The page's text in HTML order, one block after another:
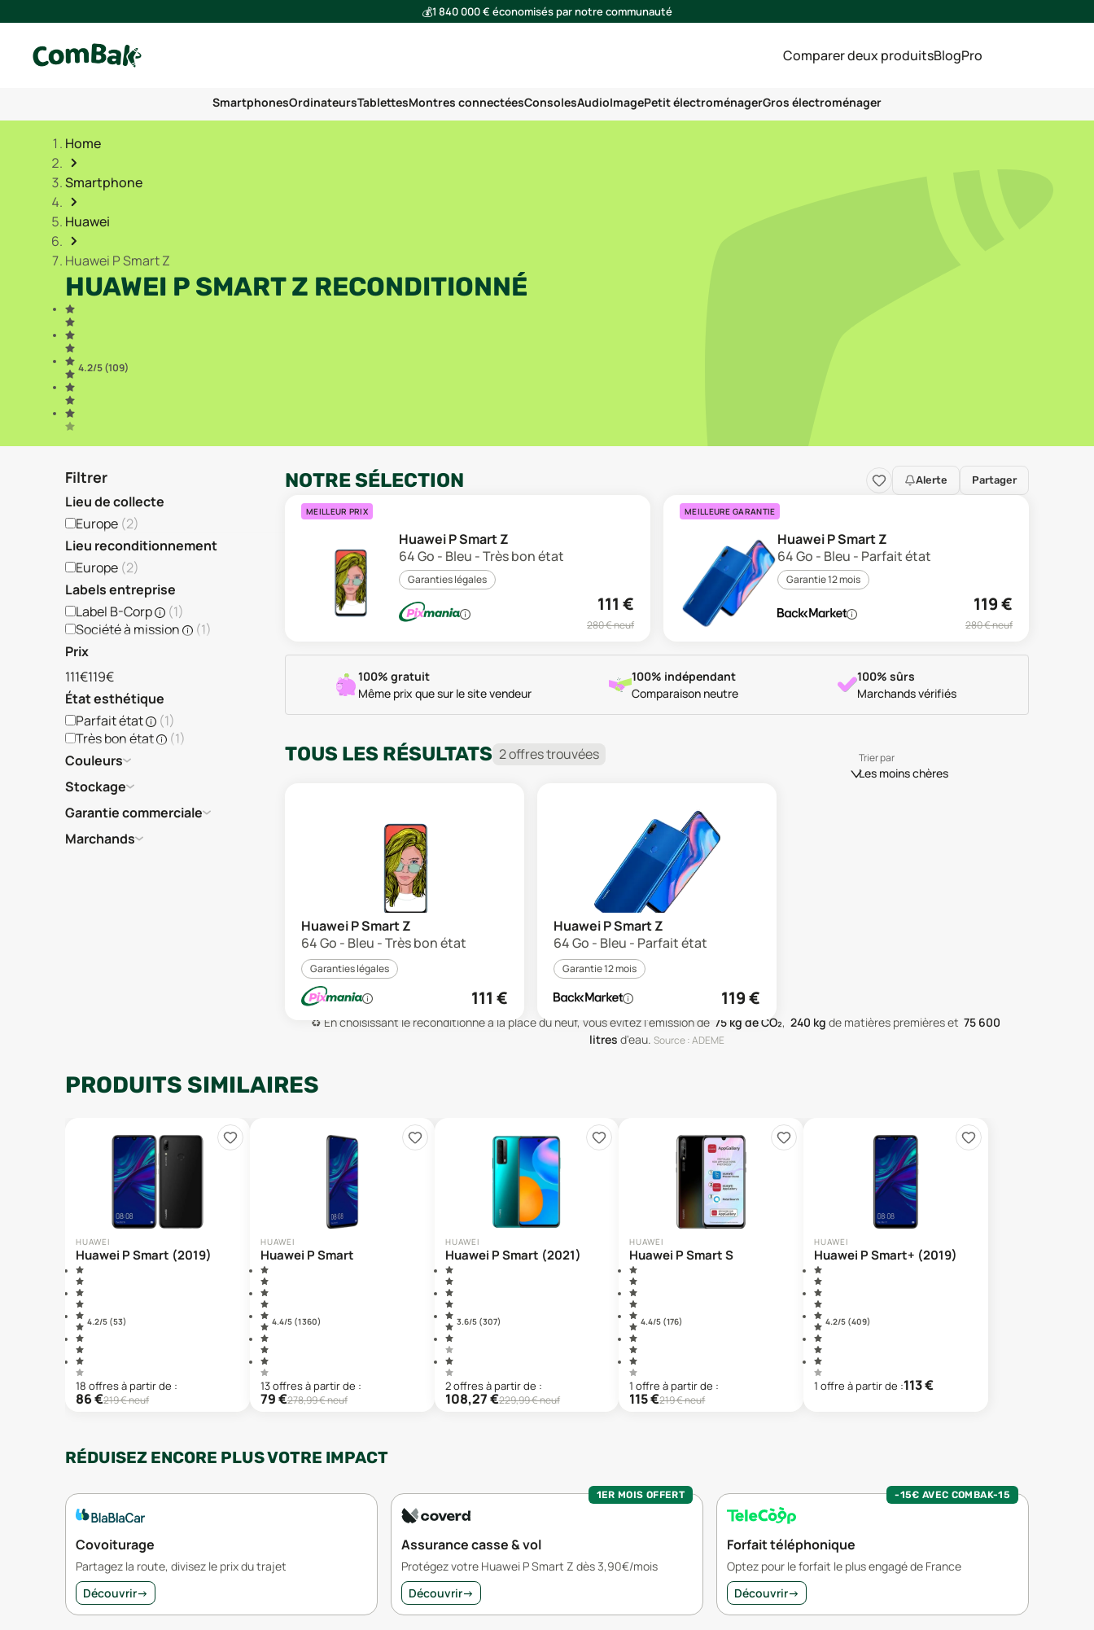
💰1 840 000 € économisés par notre communauté
Comparer deux produitsBlogPro
SmartphonesOrdinateursTablettesMontres connectéesConsolesAudioImagePetit électroménagerGros électroménager
Home
Smartphone
Huawei
Huawei P Smart Z
HUAWEI P SMART Z RECONDITIONNÉ
4.2/5 (109)
Filtrer
Lieu de collecte
Europe (2)
Lieu reconditionnement
Europe (2)
Labels entreprise
Label B-Corp
(1)
Société à mission
(1)
Prix
111€119€
État esthétique
Parfait état
(1)
Très bon état
(1)
Couleurs
Stockage
Garantie commerciale
Marchands
NOTRE SÉLECTION Alerte Partager
MEILLEUR PRIX
Huawei P Smart Z
64 Go - Bleu - Très bon état
Garanties légales
111 €
280€ neuf
MEILLEURE GARANTIE
Huawei P Smart Z
64 Go - Bleu - Parfait état
Garantie 12 mois
119€
280€ neuf
100% gratuit
Même prix que sur le site vendeur
100% indépendant
Comparaison neutre
100% sûrs
Marchands vérifiés
TOUS LES RÉSULTATS 2offrestrouvées Trier par
Les moins chères
Huawei P Smart Z
64 Go - Bleu - Très bon état
Garanties légales
111 €
Huawei P Smart Z
64 Go - Bleu - Parfait état
Garantie 12 mois
119€
♻️ En choisissant le reconditionné à la place du neuf, vous évitez l'émission de 75 kg de CO₂, 240 kg de matières premièreset 75 600
litres d'eau. Source : ADEME
PRODUITS SIMILAIRES
HUAWEI
Huawei P Smart (2019)
4.2/5 (53)
18 offresà partir de :
86€219€ neuf
HUAWEI
Huawei P Smart
4.4/5 (1 360)
13offresà partir de :
79€278,99€ neuf
HUAWEI
Huawei P Smart (2021)
3.6/5 (307)
2offresà partir de :
108,27€229,99€ neuf
HUAWEI
Huawei P Smart S
4.4/5 (176)
1 offre à partir de :
115€219€ neuf
HUAWEI
Huawei P Smart+ (2019)
4.2/5 (409)
1 offre à partir de :113€
RÉDUISEZ ENCORE PLUS VOTRE IMPACT
Covoiturage
Partagez la route, divisez le prix du trajet
Découvrir→
1ER MOIS OFFERT
Assurance casse & vol
Protégez votre Huawei P Smart Z dès 3,90€/mois
Découvrir→
-15€ AVEC COMBAK-15
Forfait téléphonique
Optez pour le forfait le plus engagé de France
Découvrir→